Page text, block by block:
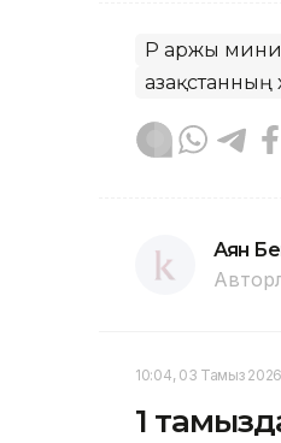
ҚР Қаржы
Аян
10:04, 03 Тамыз 2026
1